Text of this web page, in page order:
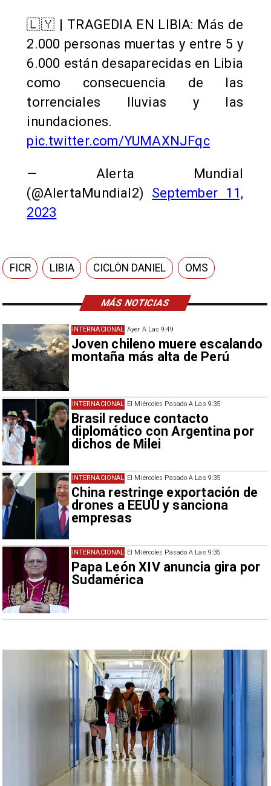
MÁS NOTICIAS
Ayer A Las 9:49
Joven chileno muere escalando
montaña más alta de Perú
INTERNACIONAL
El Miércoles Pasado A Las 9:35
Brasil reduce contacto
diplomático con Argentina por
dichos de Milei
INTERNACIONAL
El Miércoles Pasado A Las 9:35
China restringe exportación de
drones a EEUU y sanciona
empresas
INTERNACIONAL
El Miércoles Pasado A Las 9:35
Papa León XIV anuncia gira por
Sudamérica
INTERNACIONAL
🇱🇾 | TRAGEDIA EN LIBIA: Más de
2.000 personas muertas y entre 5 y
6.000 están desaparecidas en Libia
como consecuencia de las
torrenciales lluvias y las
inundaciones.
pic.twitter.com/YUMAXNJFqc
— Alerta Mundial
(@AlertaMundial2) September 11,
2023
FICR LIBIA CICLÓN DANIEL OMS